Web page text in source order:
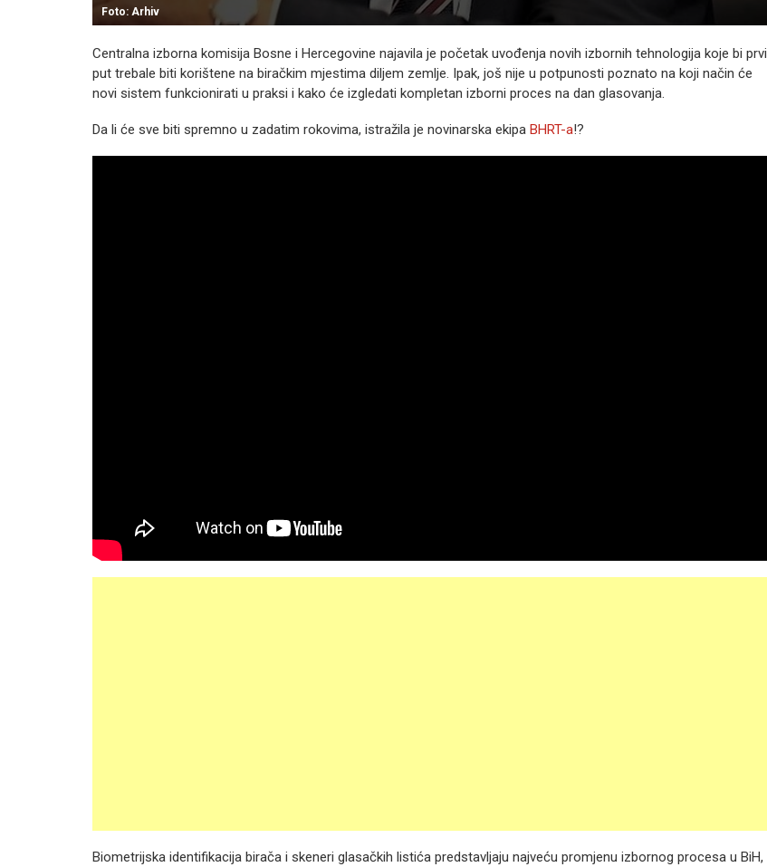
Foto: Arhiv
Centralna izborna komisija Bosne i Hercegovine najavila je početak uvođenja novih izbornih tehnologija koje bi prvi
put trebale biti korištene na biračkim mjestima diljem zemlje. Ipak, još nije u potpunosti poznato na koji način će
novi sistem funkcionirati u praksi i kako će izgledati kompletan izborni proces na dan glasovanja.
Da li će sve biti spremno u zadatim rokovima, istražila je novinarska ekipa BHRT-a!?
Biometrijska identifikacija birača i skeneri glasačkih listića predstavljaju najveću promjenu izbornog procesa u BiH,